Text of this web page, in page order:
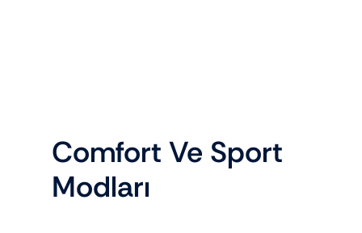
Comfort Ve Sport
Modları